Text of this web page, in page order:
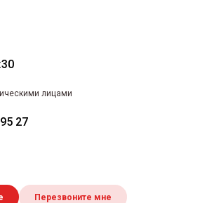
лицами
27
Перезвоните мне